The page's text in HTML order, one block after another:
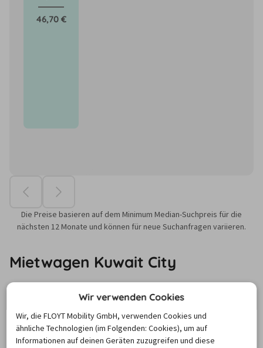
46,70 €
Die Preise basieren auf dem Minimum Median-Suchpreis für die
nächsten 12 Monate und können für neue Suchanfragen variieren.
Mietwagen Kuwait City
Das Emirat Kuwait liegt in Vorderasien, am Nordende des
Persischen Golfs und ist von zahlreichen Flughäfen in
Deutschland zu erreichen. Das größtenteils aus Wüste
Wir verwenden Cookies
Wir, die FLOYT Mobility GmbH, verwenden Cookies und
ähnliche Technologien (im Folgenden: Cookies), um auf
Informationen auf deinen Geräten zuzugreifen und diese